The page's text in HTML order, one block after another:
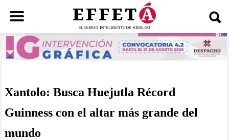
Saltar
al
contenido
Xantolo: Busca Huejutla Récord
Guinness con el altar más grande del
mundo